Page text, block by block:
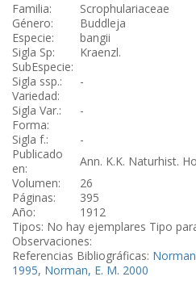
Familia:
Scrophulariaceae
Género:
Buddleja
Especie:
bangii
Sigla Sp:
Kraenzl.
SubEspecie:
Sigla ssp.:
-
Variedad:
Sigla Var.:
-
Forma:
Sigla f.:
-
Publicado
en:
Ann. K.K. Naturhist.
Volumen:
26
Páginas:
395
Año:
1912
Tipos: No hay ejemplares Tipo
Observaciones:
Referencias Bibliográficas:
1995, Norman, E. M. 2000